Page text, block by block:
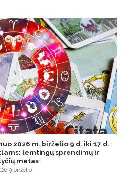
2026 m. birželio 9 d. iki 17 d.
lemtingų sprendimų ir
metas
9 birželio